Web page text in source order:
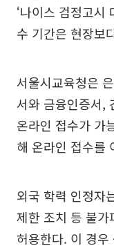
‘나이스 검정고시
수 기간은 현장보
서울시교육청은
서와 금융인증서,
온라인 접수가 가
해 온라인 접수를
외국 학력 인정자
제한 조치 등 불
허용한다. 이 경